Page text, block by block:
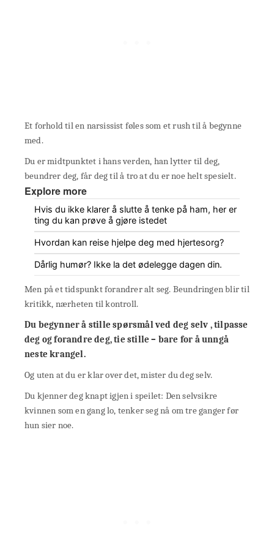
Et forhold til en narsissist føles som et rush til å begynne
med.
Du er midtpunktet i hans verden, han lytter til deg,
beundrer deg, får deg til å tro at du er noe helt spesielt.
Explore more
Hvis du ikke klarer å slutte å tenke på ham, her er
ting du kan prøve å gjøre istedet
Hvordan kan reise hjelpe deg med hjertesorg?
Dårlig humør? Ikke la det ødelegge dagen din.
Men på et tidspunkt forandrer alt seg. Beundringen blir til
kritikk, nærheten til kontroll.
Du begynner å stille spørsmål ved deg selv , tilpasse
deg og forandre deg, tie stille – bare for å unngå
neste krangel.
Og uten at du er klar over det, mister du deg selv.
Du kjenner deg knapt igjen i speilet: Den selvsikre
kvinnen som en gang lo, tenker seg nå om tre ganger før
hun sier noe.